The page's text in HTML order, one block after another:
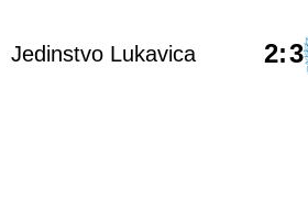
Jedinstvo Lukavica 2:3